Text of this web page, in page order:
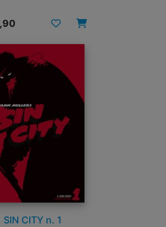
SIN CITY n. 1